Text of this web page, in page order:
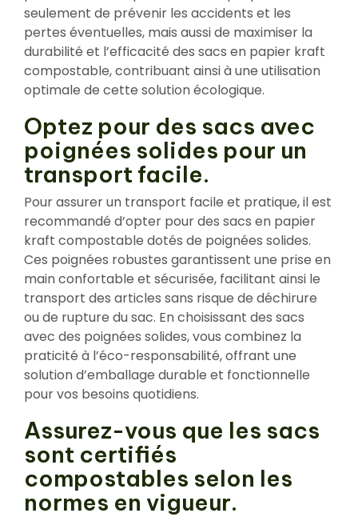
seulement de prévenir les accidents et les
pertes éventuelles, mais aussi de maximiser la
durabilité et l’efficacité des sacs en papier kraft
compostable, contribuant ainsi à une utilisation
optimale de cette solution écologique.
Optez pour des sacs avec
poignées solides pour un
transport facile.
Pour assurer un transport facile et pratique, il est
recommandé d’opter pour des sacs en papier
kraft compostable dotés de poignées solides.
Ces poignées robustes garantissent une prise en
main confortable et sécurisée, facilitant ainsi le
transport des articles sans risque de déchirure
ou de rupture du sac. En choisissant des sacs
avec des poignées solides, vous combinez la
praticité à l’éco-responsabilité, offrant une
solution d’emballage durable et fonctionnelle
pour vos besoins quotidiens.
Assurez-vous que les sacs
sont certifiés
compostables selon les
normes en vigueur.